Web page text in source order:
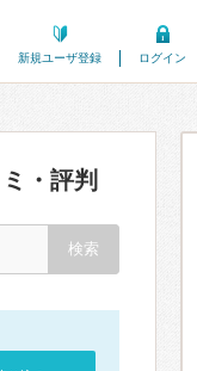
新規ユーザ登録 ログイン
・評判